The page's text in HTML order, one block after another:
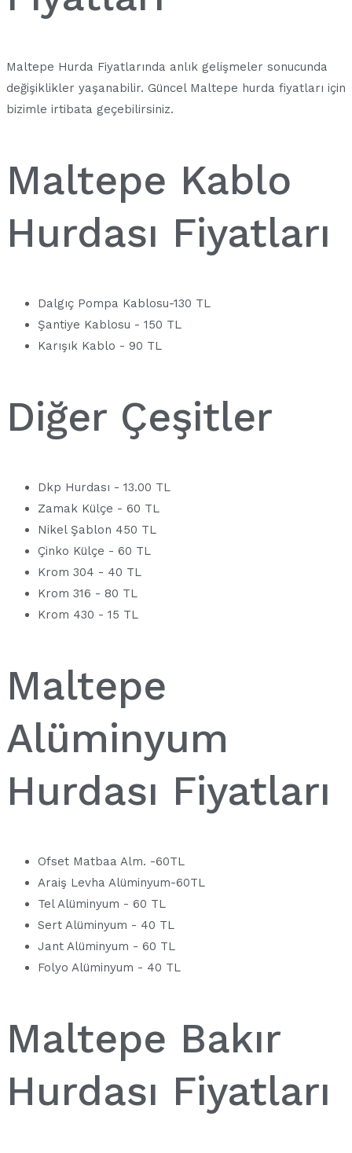
Maltepe Hurda Fiyatlarında anlık gelişmeler sonucunda
değişiklikler yaşanabilir. Güncel Maltepe hurda fiyatları için
bizimle irtibata geçebilirsiniz.
Maltepe Kablo
Hurdası Fiyatları
Dalgıç Pompa Kablosu-130 TL
Şantiye Kablosu - 150 TL
Karışık Kablo - 90 TL
Diğer Çeşitler
Dkp Hurdası - 13.00 TL
Zamak Külçe - 60 TL
Nikel Şablon 450 TL
Çinko Külçe - 60 TL
Krom 304 - 40 TL
Krom 316 - 80 TL
Krom 430 - 15 TL
Maltepe
Alüminyum
Hurdası Fiyatları
Ofset Matbaa Alm. -60TL
Araiş Levha Alüminyum-60TL
Tel Alüminyum - 60 TL
Sert Alüminyum - 40 TL
Jant Alüminyum - 60 TL
Folyo Alüminyum - 40 TL
Maltepe Bakır
Hurdası Fiyatları